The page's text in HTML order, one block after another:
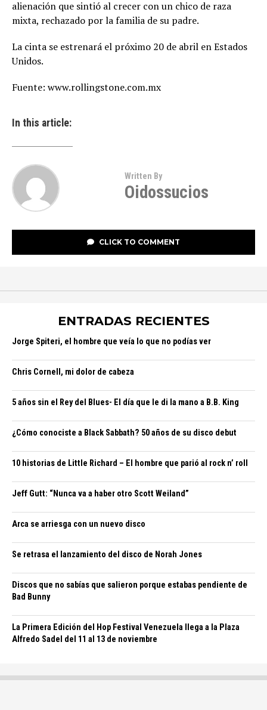
alienación que sintió al crecer con un chico de raza
mixta, rechazado por la familia de su padre.
La cinta se estrenará el próximo 20 de abril en Estados
Unidos.
Fuente: www.rollingstone.com.mx
In this article:
Written By
Oidossucios
CLICK TO COMMENT
ENTRADAS RECIENTES
Jorge Spiteri, el hombre que veía lo que no podías ver
Chris Cornell, mi dolor de cabeza
5 años sin el Rey del Blues- El día que le di la mano a B.B. King
¿Cómo conociste a Black Sabbath? 50 años de su disco debut
10 historias de Little Richard – El hombre que parió al rock n’ roll
Jeff Gutt: “Nunca va a haber otro Scott Weiland”
Arca se arriesga con un nuevo disco
Se retrasa el lanzamiento del disco de Norah Jones
Discos que no sabías que salieron porque estabas pendiente de
Bad Bunny
La Primera Edición del Hop Festival Venezuela llega a la Plaza
Alfredo Sadel del 11 al 13 de noviembre